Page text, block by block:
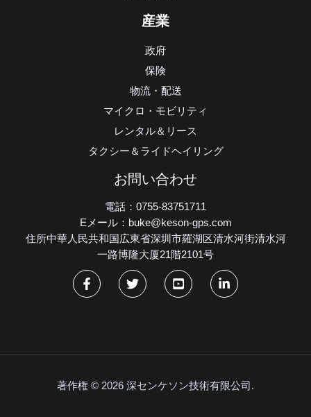
産業
政府
保険
物流・配送
マイクロ・モビリティ
レンタル＆リース
タクシー＆ライドヘイリング
お問い合わせ
電話：0755-83751711
Eメール：buke@keson-gps.com
住所中華人民共和国広東省深圳市羅湖区清水河街清水河
一路博隆大厦21階2101号
著作権 © 2026 深センケソン技術有限公司.